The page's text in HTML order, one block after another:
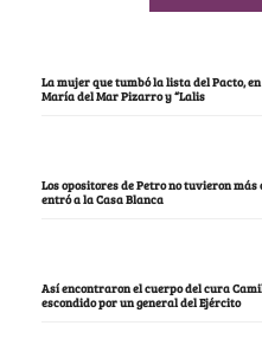
La mujer que tumbó la lista del Pacto,
María del Mar Pizarro y “Lalis
Los opositores de Petro no tuvieron
entró a la Casa Blanca
Así encontraron el cuerpo del cura
escondido por un general del Ejército